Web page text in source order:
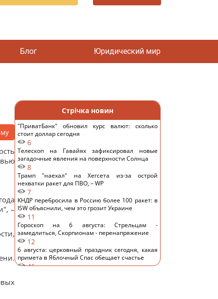
Блог Юридический мир
–
Стрічка новин
"ПриватБанк" обновил курс валют: сколько
стоит доллар сегодня
6
Телескоп на Гавайях зафиксировал новые
загадочные явления на поверхности Солнца
8
Трамп "наехал" на Хегсета из-за острой
нехватки ракет для ПВО, – WP
7
КНДР перебросила в Россию более 100 ракет: в
ISW объяснили, чем это грозит Украине
11
Гороскоп на 6 августа: Стрельцам -
замедлиться, Скорпионам - перенапряжение
12
6 августа: церковный праздник сегодня, какая
примета в Яблочный Спас обещает счастье
46